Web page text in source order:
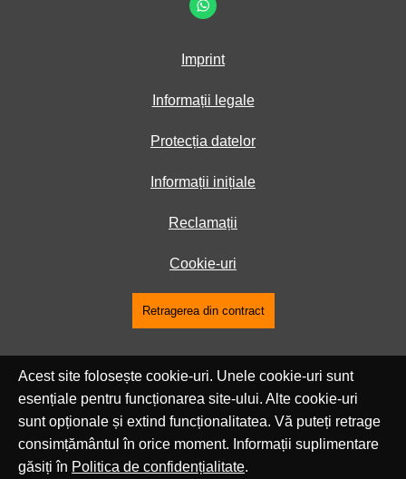
Imprint
Informații legale
Protecția datelor
Informații inițiale
Reclamații
Cookie-uri
Retragerea din contract
Acest site folosește cookie-uri. Unele cookie-uri sunt
esențiale pentru funcționarea site-ului. Alte cookie-uri
sunt opționale și extind funcționalitatea. Vă puteți retrage
consimțământul în orice moment. Informații suplimentare
găsiți în Politica de confidențialitate.